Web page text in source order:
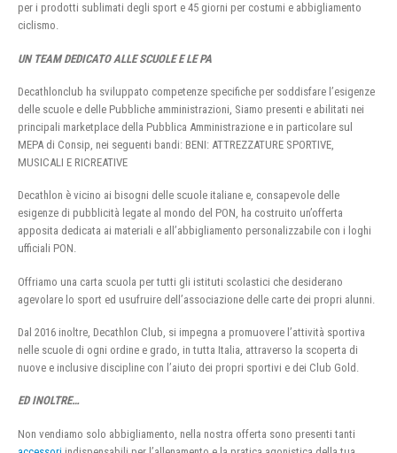
per i prodotti sublimati degli sport e 45 giorni per costumi e abbigliamento
ciclismo.
UN TEAM DEDICATO ALLE SCUOLE E LE PA
Decathlonclub ha sviluppato competenze specifiche per soddisfare l’esigenze
delle scuole e delle Pubbliche amministrazioni, Siamo presenti e abilitati nei
principali marketplace della Pubblica Amministrazione e in particolare sul
MEPA di Consip, nei seguenti bandi: BENI: ATTREZZATURE SPORTIVE,
MUSICALI E RICREATIVE
Decathlon è vicino ai bisogni delle scuole italiane e, consapevole delle
esigenze di pubblicità legate al mondo del PON, ha costruito un’offerta
apposita dedicata ai materiali e all’abbigliamento personalizzabile con i loghi
ufficiali PON.
Offriamo una carta scuola per tutti gli istituti scolastici che desiderano
agevolare lo sport ed usufruire dell’associazione delle carte dei propri alunni.
Dal 2016 inoltre, Decathlon Club, si impegna a promuovere l’attività sportiva
nelle scuole di ogni ordine e grado, in tutta Italia, attraverso la scoperta di
nuove e inclusive discipline con l’aiuto dei propri sportivi e dei Club Gold.
ED INOLTRE…
Non vendiamo solo abbigliamento, nella nostra offerta sono presenti tanti